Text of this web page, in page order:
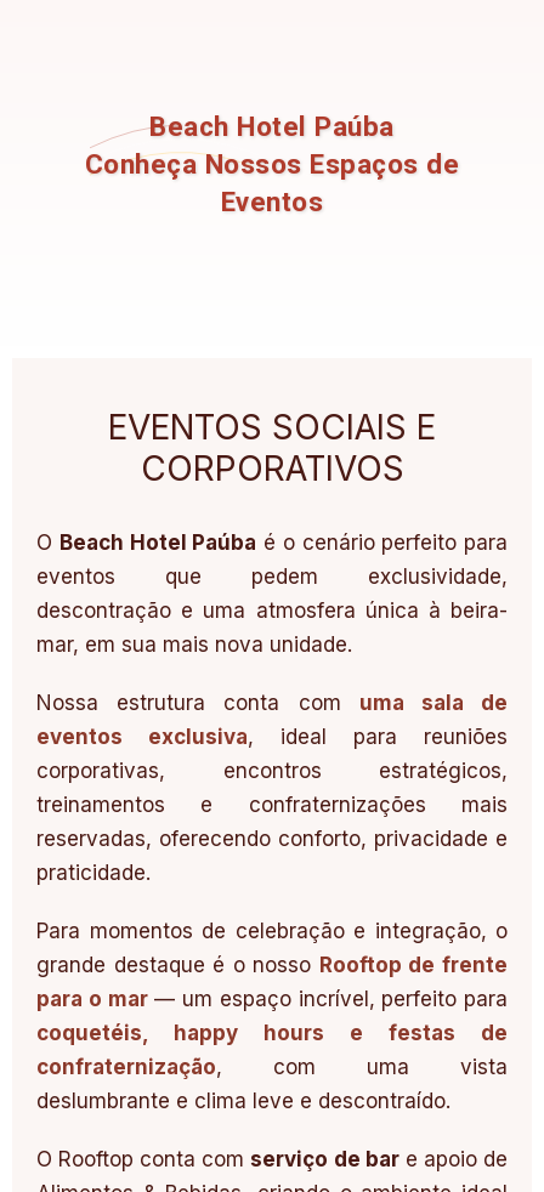
Beach Hotel Paúba
Conheça Nossos Espaços de
Eventos
EVENTOS SOCIAIS E
CORPORATIVOS
O Beach Hotel Paúba é o cenário perfeito para
eventos que pedem exclusividade,
descontração e uma atmosfera única à beira-
mar, em sua mais nova unidade.
Nossa estrutura conta com uma sala de
eventos exclusiva, ideal para reuniões
corporativas, encontros estratégicos,
treinamentos e confraternizações mais
reservadas, oferecendo conforto, privacidade e
praticidade.
Para momentos de celebração e integração, o
grande destaque é o nosso Rooftop de frente
para o mar— um espaço incrível, perfeito para
coquetéis, happy hours e festas de
confraternização, com uma vista
deslumbrante e clima leve e descontraído.
O Rooftop conta comserviço de bare apoio de